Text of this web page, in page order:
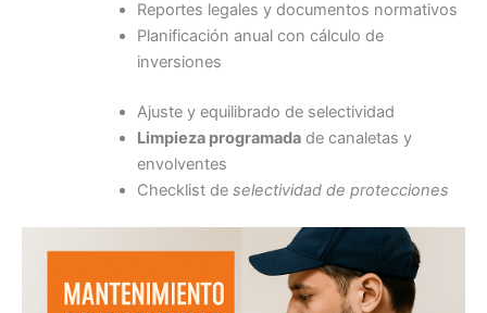
Reportes legales y documentos normativos
Planificación anual con cálculo de
inversiones
Ajuste y equilibrado de selectividad
Limpieza programadade canaletas y
envolventes
Checklist de selectividad de protecciones